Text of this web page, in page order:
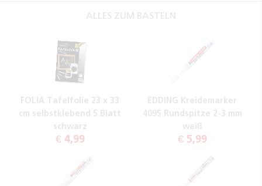
ALLES ZUM BASTELN
FOLIA Tafelfolie 23 x 33
cm selbstklebend 5 Blatt
schwarz
€ 4,99
EDDING Kreidemarker
4095 Rundspitze 2-3 mm
weiß
€ 5,99